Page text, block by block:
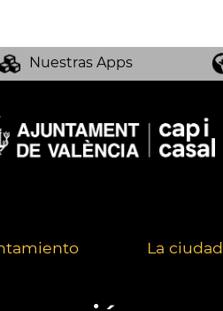
Nuestras Apps
La ciudad